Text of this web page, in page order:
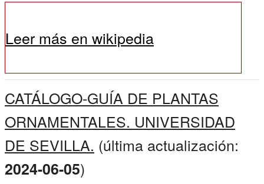
Leer más en wikipedia
CATÁLOGO-GUÍA DE PLANTAS
ORNAMENTALES. UNIVERSIDAD
DE SEVILLA. (última actualización:
2024-06-05)